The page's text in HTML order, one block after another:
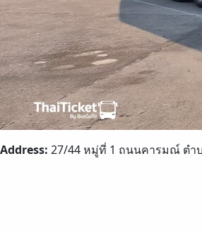
Address: 27/44 หมู่ที่ 1 ถนนคารมณ์ ตำบ